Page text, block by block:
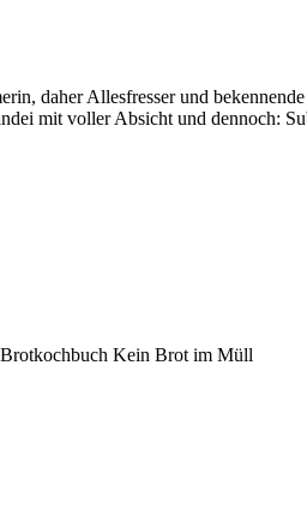
daher Allesfresser und
mit voller Absicht und dennoch: